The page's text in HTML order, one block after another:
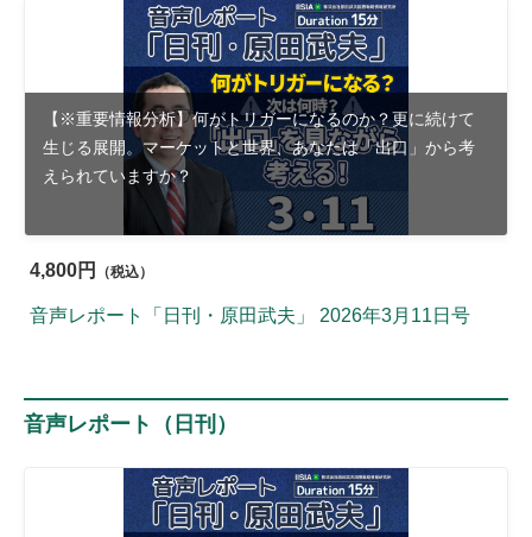
【※重要情報分析】何がトリガーになるのか？更に続けて
生じる展開。マーケットと世界、あなたは「出口」から考
えられていますか？
4,800円 （税込）
音声レポート「日刊・原田武夫」 2026年3月11日号
音声レポート（日刊）